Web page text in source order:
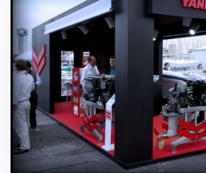
Salón Náutico – Yanmar 2015